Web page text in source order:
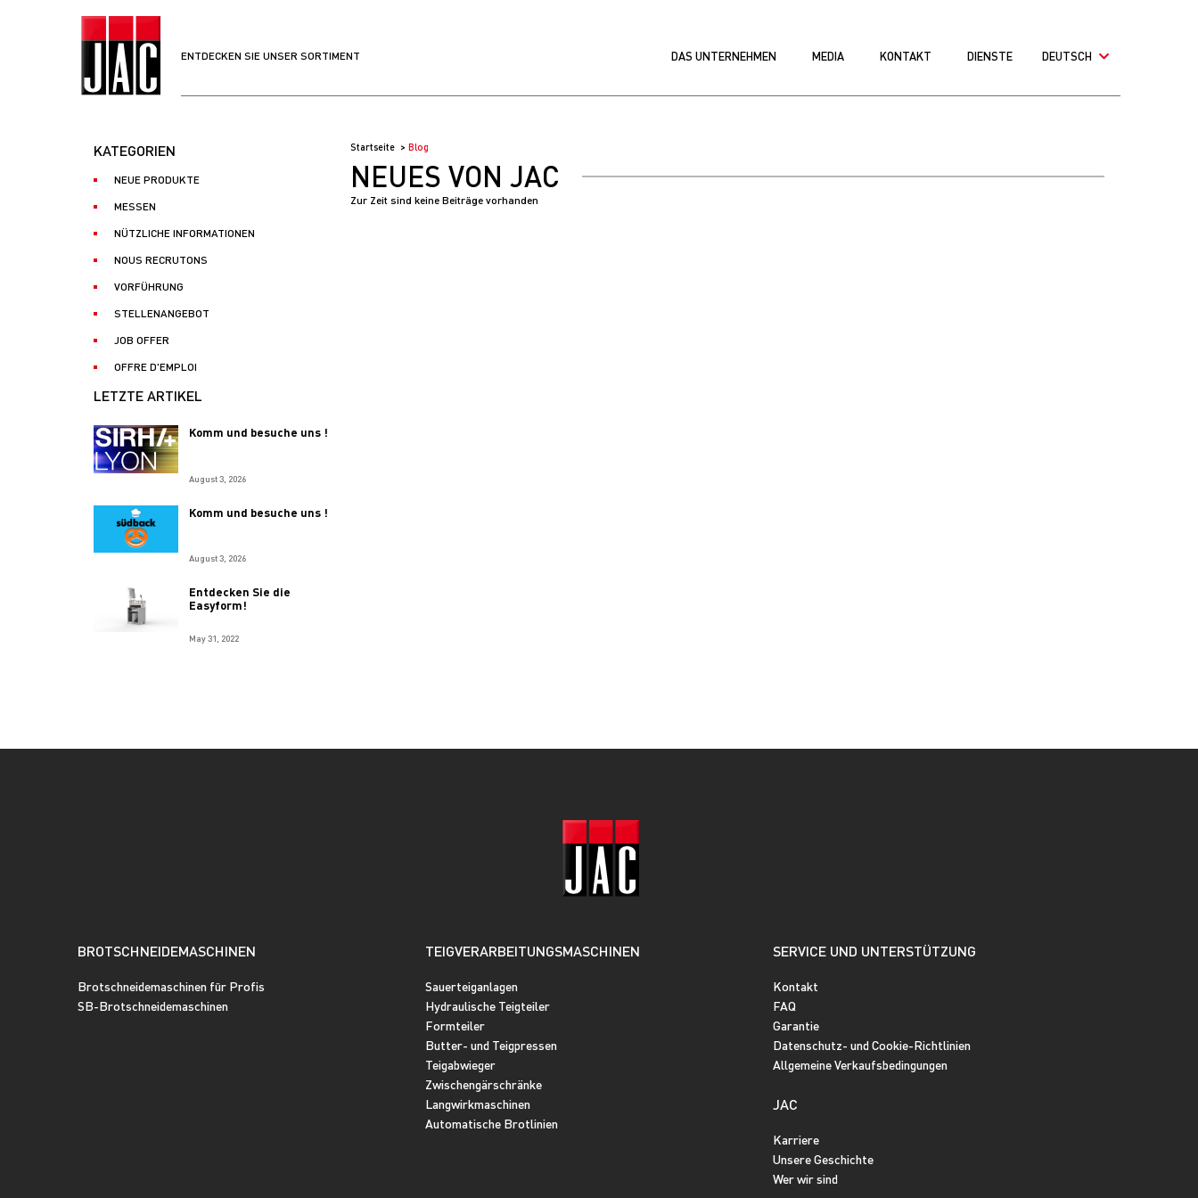
ENTDECKEN SIE UNSER SORTIMENT DAS UNTERNEHMEN MEDIA KONTAKT DIENSTE DEUTSCH
KATEGORIEN
NEUE PRODUKTE
MESSEN
NÜTZLICHE INFORMATIONEN
NOUS RECRUTONS
VORFÜHRUNG
STELLENANGEBOT
JOB OFFER
OFFRE D'EMPLOI
LETZTE ARTIKEL
Komm und besuche uns !
August 3, 2026
Komm und besuche uns !
August 3, 2026
Entdecken Sie die
Easyform!
May 31, 2022
Startseite Blog
NEUES VON JAC
Zur Zeit sind keine Beiträge vorhanden
BROTSCHNEIDEMASCHINEN
Brotschneidemaschinen für Profis
SB-Brotschneidemaschinen
TEIGVERARBEITUNGSMASCHINEN
Sauerteiganlagen
Hydraulische Teigteiler
Formteiler
Butter- und Teigpressen
Teigabwieger
Zwischengärschränke
Langwirkmaschinen
Automatische Brotlinien
SERVICE UND UNTERSTÜTZUNG
Kontakt
FAQ
Garantie
Datenschutz- und Cookie-Richtlinien
Allgemeine Verkaufsbedingungen
JAC
Karriere
Unsere Geschichte
Wer wir sind